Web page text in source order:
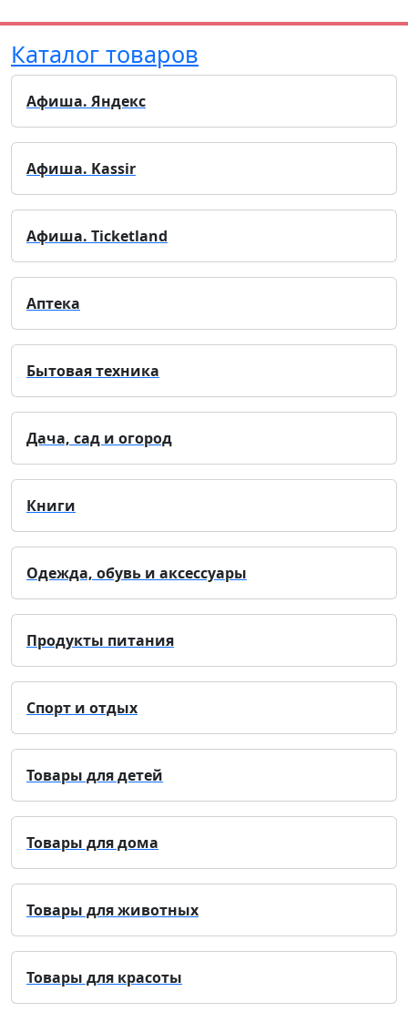
Каталог товаров
Афиша. Яндекс
Афиша. Kassir
Афиша. Ticketland
Аптека
Бытовая техника
Дача, сад и огород
Книги
Одежда, обувь и аксессуары
Продукты питания
Спорт и отдых
Товары для детей
Товары для дома
Товары для животных
Товары для красоты